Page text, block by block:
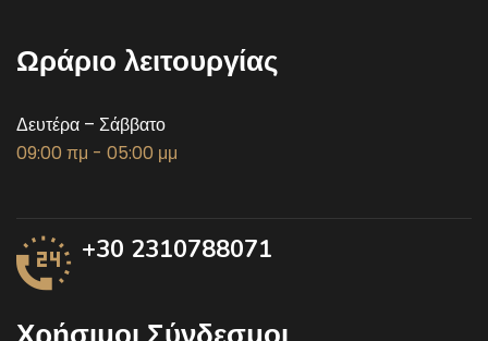
Ωράριο λειτουργίας
Δευτέρα – Σάββατο
09:00 πμ - 05:00 μμ
+30 2310788071